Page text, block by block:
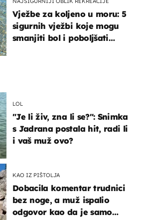
LOL
"Je li živ, zna li se?": Snimka
s Jadrana postala hit, radi li
i vaš muž ovo?
KAO IZ PIŠTOLJA
Dobacila komentar trudnici
bez noge, a muž ispalio
odgovor kao da je samo
Vježbe za koljeno u moru: 5
sigurnih vježbi koje mogu
smanjiti bol i poboljšati